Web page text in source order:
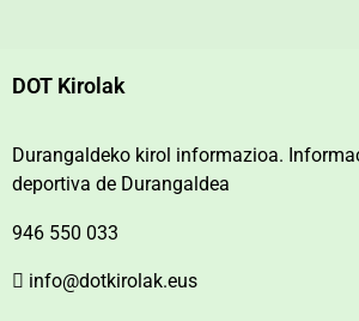
DOT Kirolak
Durangaldeko kirol informazioa.
deportiva de Durangaldea
946 550 033
info@dotkirolak.eus